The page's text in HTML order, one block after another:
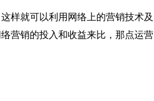
就可以利用网络上的营销技术及
营销的投入和收益来比，那点运营